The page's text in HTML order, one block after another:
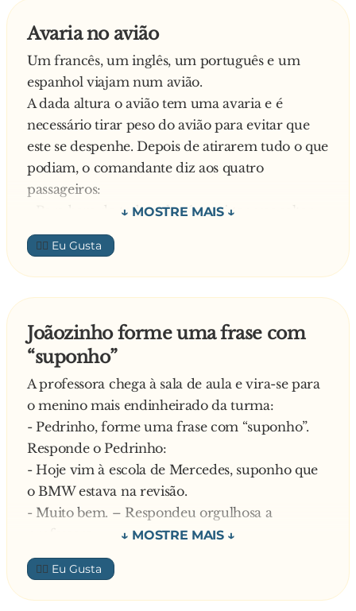
A professora, desesperada, perguntou ao
terceiro aluno:
- Bastião, diga aí um verbo.
Meio a medo, responde:
- Hospedar.
Diz a professora orgulhosa:
- Muito bem! Agora diga uma frase com o
verbo que você escolheu.
- Hospedar da bicicreta são de prástico!…
Avaria no avião
Um francês, um inglês, um português e um
espanhol viajam num avião.
A dada altura o avião tem uma avaria e é
necessário tirar peso do avião para evitar que
este se despenhe. Depois de atirarem tudo o que
podiam, o comandante diz aos quatro
passageiros:
- Para bem de todos, alguém vai ter que saltar.
O Inglês enche-se de coragem, levanta-se,
aproxima-se da porta e diz:
- Não se esqueçam da raínha! – E atira-se.
O comandante diz que ainda é preciso mais
ficar atrás do Inglês, aproxima-se da porta e
grita:
- Não se esqueçam de Joana D’Arc! – E salta.
Dali a nada o comandante torna a dizer que
falta saltar mais um. O Português levanta-se e
grita:
- Não se esqueçam de Aljubarrota! – E atira o
Espanhol
👍🏼
Joãozinho forme uma frase com
“suponho”
A professora chega à sala de aula e vira-se para
o menino mais endinheirado da turma:
- Pedrinho, forme uma frase com “suponho”.
Responde o Pedrinho:
- Hoje vim à escola de Mercedes, suponho que
o BMW estava na revisão.
- Muito bem. – Respondeu orgulhosa a
Faz o mesmo pedido a um aluno de classe
média.
- Hoje a mamã fez o café, suponho que a
👍🏼